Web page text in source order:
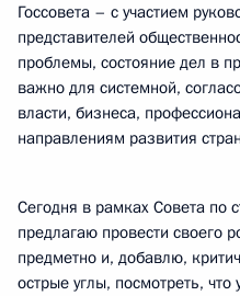
Госсовета – с участием
представителей
проблемы, состояние дел в
важно для системной,
власти, бизнеса,
направлениям развития
Сегодня в рамках Совета по
предлагаю провести своего
предметно и, добавлю,
острые углы, посмотреть,